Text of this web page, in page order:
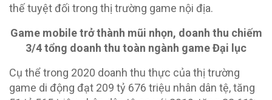
thế tuyệt đối trong thị trường game nội địa.
Game mobile trở thành mũi nhọn, doanh thu chiếm
3/4 tổng doanh thu toàn ngành game Đại lục
Cụ thể trong 2020 doanh thu thực của thị trường
game di động đạt 209 tỷ 676 triệu nhân dân tệ, tăng